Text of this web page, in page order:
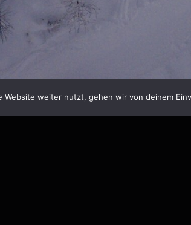
Website weiter nutzt, gehen wir von deinem